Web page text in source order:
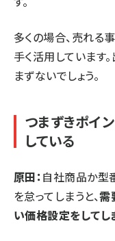
多くの場合、売れる
手く活用しています
まずないでしょう。
つまずきポイ
している
原田：自社商品か型
を怠ってしまうと、需
い価格設定をしてし